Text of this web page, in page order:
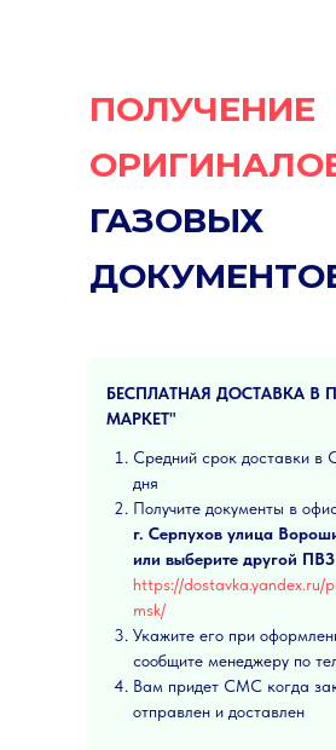
ПОЛУЧЕНИЕ
ГАЗОВЫХ
БЕСПЛАТНАЯ ДОСТАВКА В
МАРКЕТ"
Средний срок доставки в
дня
Получите документы в
г. Серпухов улица
или выберите другой ПВЗ
https://dostavka.yandex.ru/
msk/
Укажите его при
сообщите менеджеру по
Вам придет СМС когда
отправлен и доставлен